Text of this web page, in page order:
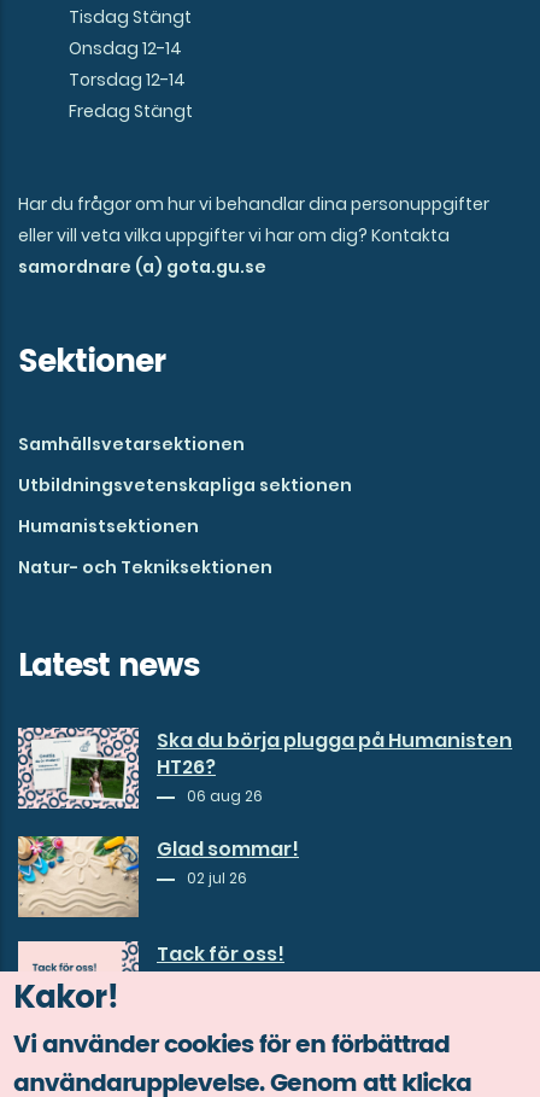
Kakor!
Vi använder cookies för en förbättrad
användarupplevelse. Genom att klicka
Tisdag Stängt
Onsdag 12-14
Torsdag 12-14
Fredag Stängt
Har du frågor om hur vi behandlar dina personuppgifter
eller vill veta vilka uppgifter vi har om dig? Kontakta
samordnare (a) gota.gu.se
Sektioner
Samhällsvetarsektionen
Utbildningsvetenskapliga sektionen
Humanistsektionen
Natur- och Tekniksektionen
Latest news
Ska du börja plugga på Humanisten
HT26?
06 aug 26
Glad sommar!
02 jul 26
Tack för oss!